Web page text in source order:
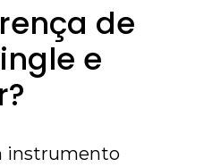
de
e
instrumento